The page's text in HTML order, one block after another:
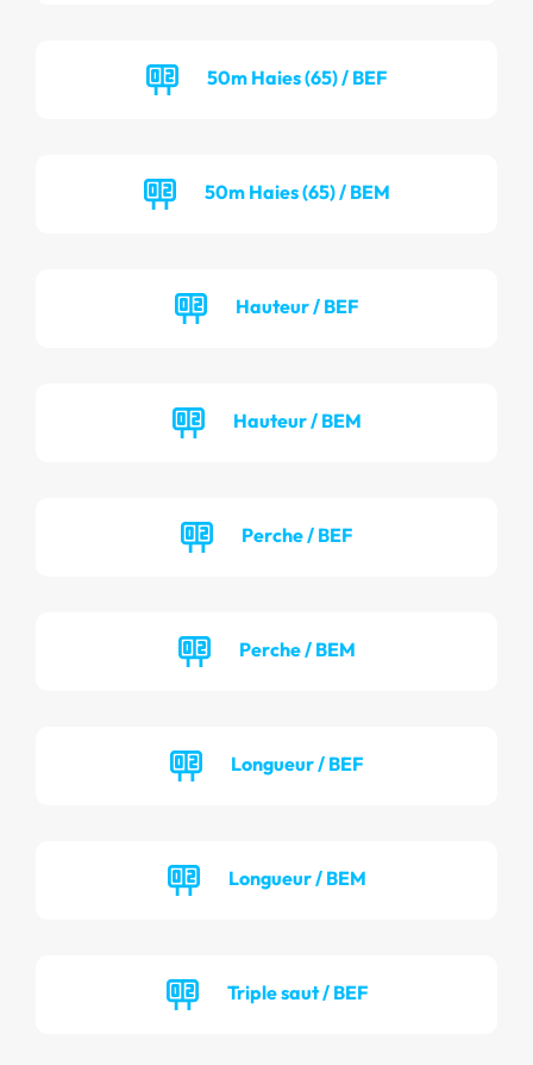
50m Haies (65) / BEF
50m Haies (65) / BEM
Hauteur / BEF
Hauteur / BEM
Perche / BEF
Perche / BEM
Longueur / BEF
Longueur / BEM
Triple saut / BEF